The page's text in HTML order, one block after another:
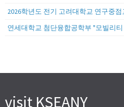
2026학년도 전기 고려대학교 연구중
visit KSEANY